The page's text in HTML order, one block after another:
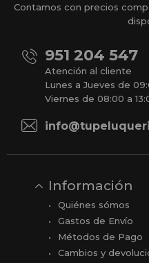
Contamos con precios
951 204 547
Atención al cliente
Lunes a Jueves de
Viernes de 08:00 a
Información
Quiénes sómos
Gastos de Envío
Métodos de Pago
Cambios y